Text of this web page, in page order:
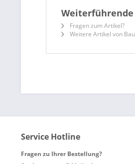
Weiterführende
Fragen zum Artikel?
Weitere Artikel von
Service Hotline
Fragen zu Ihrer Bestellung?